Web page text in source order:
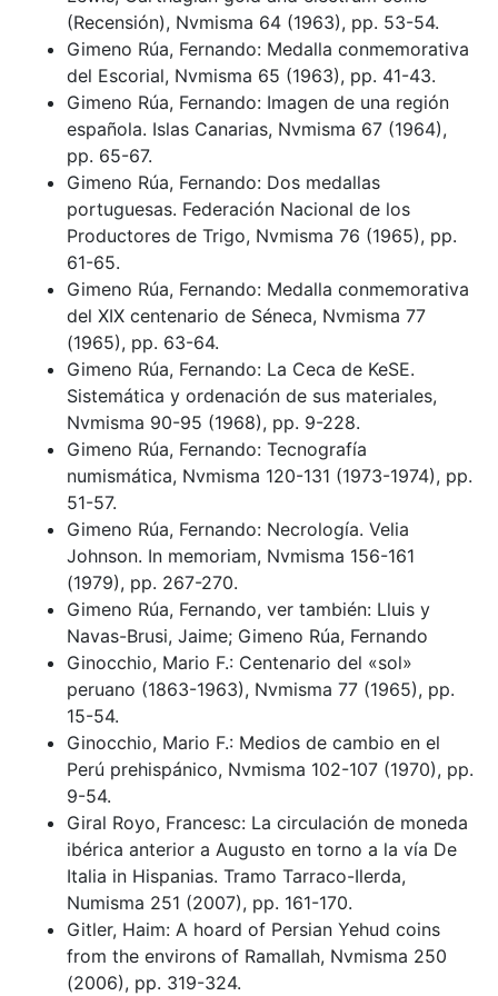
(Recensión), Nvmisma 64 (1963), pp. 53-54.
Gimeno Rúa, Fernando: Medalla conmemorativa
del Escorial, Nvmisma 65 (1963), pp. 41-43.
Gimeno Rúa, Fernando: Imagen de una región
española. Islas Canarias, Nvmisma 67 (1964),
pp. 65-67.
Gimeno Rúa, Fernando: Dos medallas
portuguesas. Federación Nacional de los
Productores de Trigo, Nvmisma 76 (1965), pp.
61-65.
Gimeno Rúa, Fernando: Medalla conmemorativa
del XIX centenario de Séneca, Nvmisma 77
(1965), pp. 63-64.
Gimeno Rúa, Fernando: La Ceca de KeSE.
Sistemática y ordenación de sus materiales,
Nvmisma 90-95 (1968), pp. 9-228.
Gimeno Rúa, Fernando: Tecnografía
numismática, Nvmisma 120-131 (1973-1974), pp.
51-57.
Gimeno Rúa, Fernando: Necrología. Velia
Johnson. In memoriam, Nvmisma 156-161
(1979), pp. 267-270.
Gimeno Rúa, Fernando, ver también: Lluis y
Navas-Brusi, Jaime; Gimeno Rúa, Fernando
Ginocchio, Mario F.: Centenario del «sol»
peruano (1863-1963), Nvmisma 77 (1965), pp.
15-54.
Ginocchio, Mario F.: Medios de cambio en el
Perú prehispánico, Nvmisma 102-107 (1970), pp.
9-54.
Giral Royo, Francesc: La circulación de moneda
ibérica anterior a Augusto en torno a la vía De
Italia in Hispanias. Tramo Tarraco-Ilerda,
Numisma 251 (2007), pp. 161-170.
Gitler, Haim: A hoard of Persian Yehud coins
from the environs of Ramallah, Nvmisma 250
(2006), pp. 319-324.